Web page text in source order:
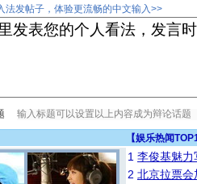
法发帖子，体验更流畅的中文输入>>
【娱乐热闻
1 李俊基魅力
2 北京拉票